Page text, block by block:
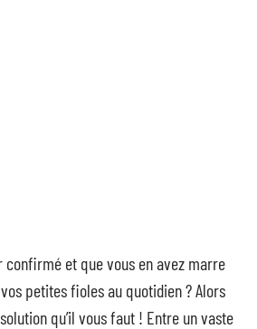
confirmé et que vous en avez marre
petites fioles au quotidien ? Alors
qu’il vous faut ! Entre un vaste